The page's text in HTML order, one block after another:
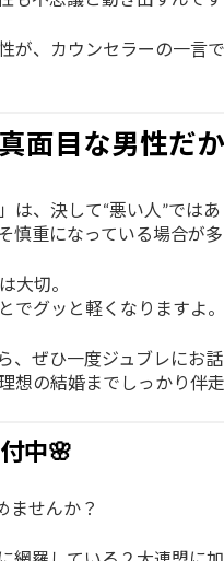
が、カウンセラーの一言
面目な男性だ
、決して“悪い人”ではあ
重になっている場合が多
大切。
でグッと軽くなりますよ。
ぜひ一度ジュブレにお話
想の結婚までしっかり伴走
中🌸
ませんか？